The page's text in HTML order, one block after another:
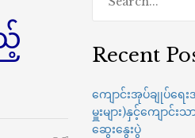
Recent
ကျောင်းအုပ်ချုပ်ရေ
မှူးများ)နှင့်ကျောင်း
ဆွေးနွေးပွဲ